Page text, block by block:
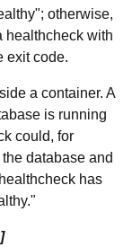
otherwise,
healthcheck with
exit code.
a container. A
is running
could, for
database and
has